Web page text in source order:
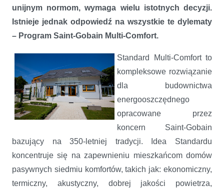
unijnym normom, wymaga wielu istotnych decyzji.
Istnieje jednak odpowiedź na wszystkie te dylematy
– Program Saint-Gobain Multi-Comfort.
Standard Multi-Comfort to
kompleksowe rozwiązanie
dla budownictwa
energooszczędnego
opracowane przez
koncern Saint-Gobain
bazujący na 350-letniej tradycji. Idea Standardu
koncentruje się na zapewnieniu mieszkańcom domów
pasywnych siedmiu komfortów, takich jak: ekonomiczny,
termiczny, akustyczny, dobrej jakości powietrza,